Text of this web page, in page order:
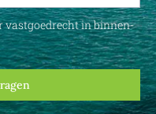
vastgoedrecht in binnen-